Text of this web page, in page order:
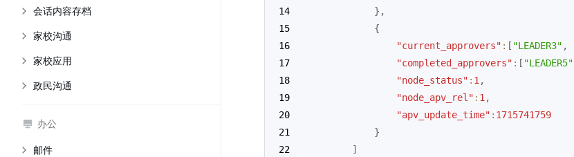
会话内容存档
家校沟通
家校应用
政民沟通
办公
邮件
} ,
{
"current_approvers" : [ "LEADER3" ,
"completed_approvers" : [ "LEADER5"
"node_status" : 1 ,
"node_apv_rel" : 1 ,
"apv_update_time" : 1715741759
}
]